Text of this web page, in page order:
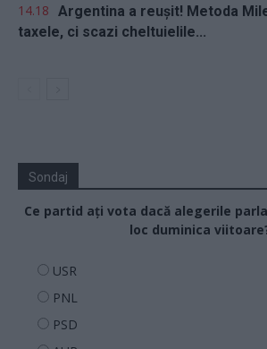
14.18 Argentina a reușit! Metoda
taxele, ci scazi cheltuielile...
Sondaj
Ce partid ați vota dacă alegerile
loc duminica
USR
PNL
PSD